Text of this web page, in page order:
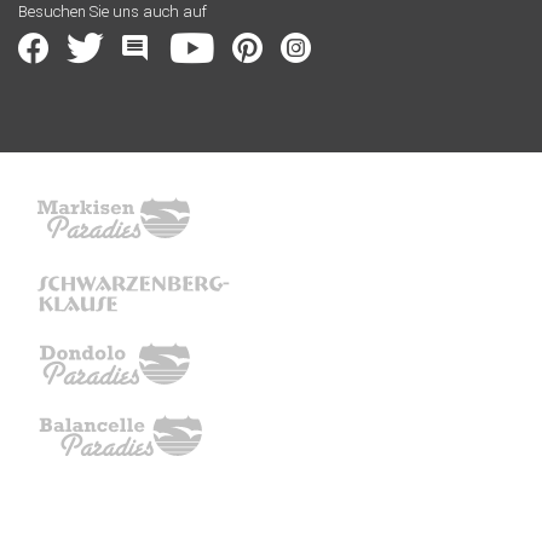
Besuchen Sie uns auch auf